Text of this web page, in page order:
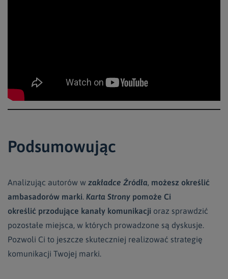
Podsumowując
Analizując autorów w zakładce Źródła, możesz określić
ambasadorów marki. Karta Strony pomoże Ci
określić przodujące kanały komunikacji oraz sprawdzić
pozostałe miejsca, w których prowadzone są dyskusje.
Pozwoli Ci to jeszcze skuteczniej realizować strategię
komunikacji Twojej marki.